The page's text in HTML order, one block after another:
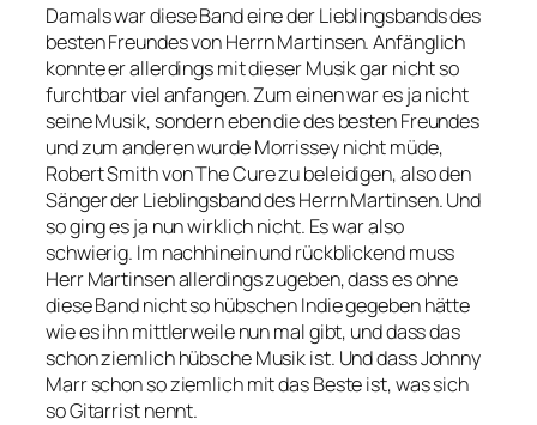
Damals war diese Band eine der Lieblingsbands des
besten Freundes von Herrn Martinsen. Anfänglich
konnte er allerdings mit dieser Musik gar nicht so
furchtbar viel anfangen. Zum einen war es ja nicht
seine Musik, sondern eben die des besten Freundes
und zum anderen wurde Morrissey nicht müde,
Robert Smith von The Cure zu beleidigen, also den
Sänger der Lieblingsband des Herrn Martinsen. Und
so ging es ja nun wirklich nicht. Es war also
schwierig. Im nachhinein und rückblickend muss
Herr Martinsen allerdings zugeben, dass es ohne
diese Band nicht so hübschen Indie gegeben hätte
wie es ihn mittlerweile nun mal gibt, und dass das
schon ziemlich hübsche Musik ist. Und dass Johnny
Marr schon so ziemlich mit das Beste ist, was sich
so Gitarrist nennt.